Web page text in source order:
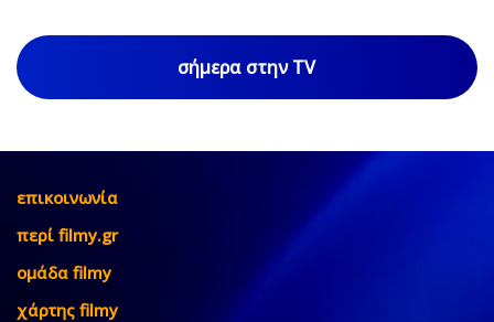
σήμερα στην TV
επικοινωνία
περί filmy.gr
ομάδα filmy
χάρτης filmy